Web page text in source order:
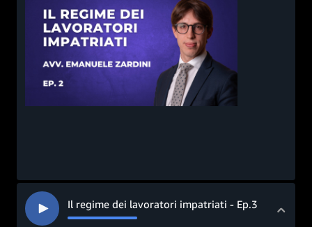
Il regime dei lavoratori impatriati - Ep.3